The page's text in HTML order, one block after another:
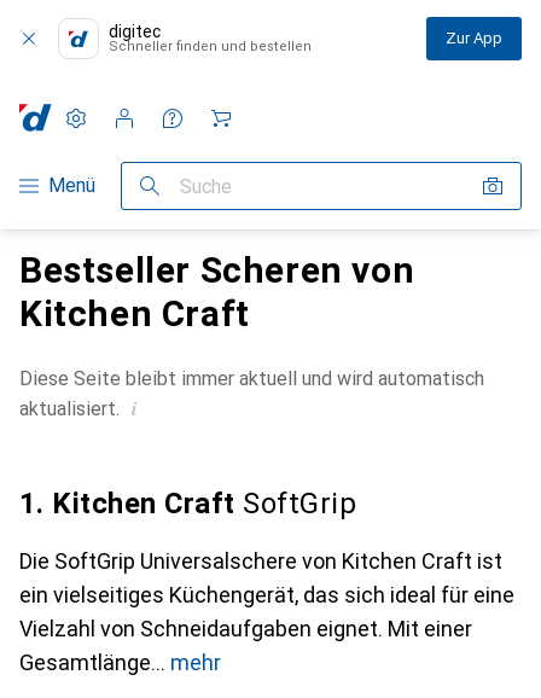
digitec
Schneller finden und bestellen Zur App
Navigation nach Kategorien
Menü Suche
Einstellungen
Kundenkonto
Vergleichslisten
Merklisten
Warenkorb
Bestseller Scheren von
Kitchen Craft
Diese Seite bleibt immer aktuell und wird automatisch
aktualisiert. i
1. Kitchen Craft SoftGrip
Die SoftGrip Universalschere von Kitchen Craft ist
ein vielseitiges Küchengerät, das sich ideal für eine
Vielzahl von Schneidaufgaben eignet. Mit einer
Gesamtlänge
mehr